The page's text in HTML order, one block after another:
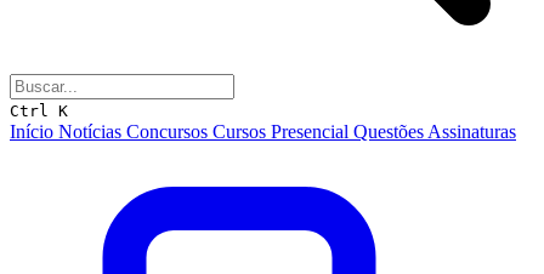
Ctrl K
Início Notícias Concursos Cursos Presencial Questões Assinaturas